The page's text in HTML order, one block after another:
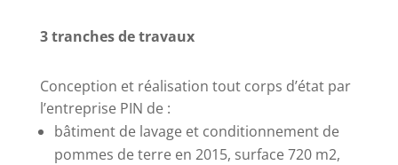
3 tranches de travaux
Conception et réalisation tout corps d’état par
l’entreprise PIN de :
bâtiment de lavage et conditionnement de
pommes de terre en 2015, surface 720 m2,